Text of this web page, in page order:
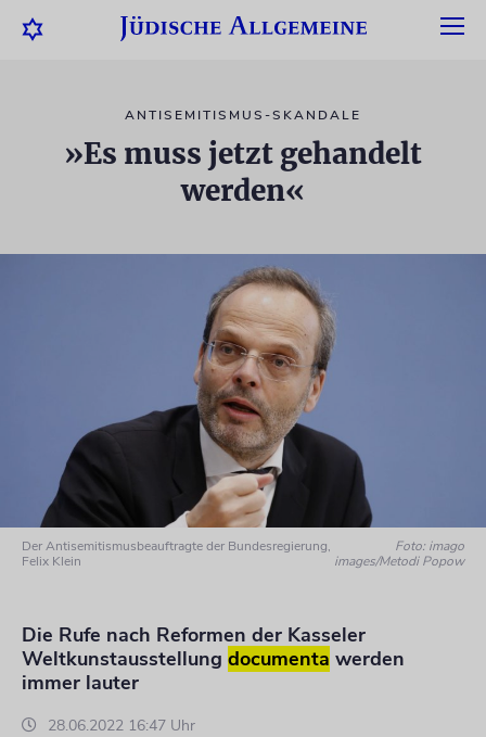
ANTISEMITISMUS-SKANDALE
»Es muss jetzt gehandelt
werden«
Der Antisemitismusbeauftragte der Bundesregierung,
Felix Klein
Foto: imago
images/Metodi Popow
Die Rufe nach Reformen der Kasseler
Weltkunstausstellung documenta werden
immer lauter
28.06.2022 16:47 Uhr